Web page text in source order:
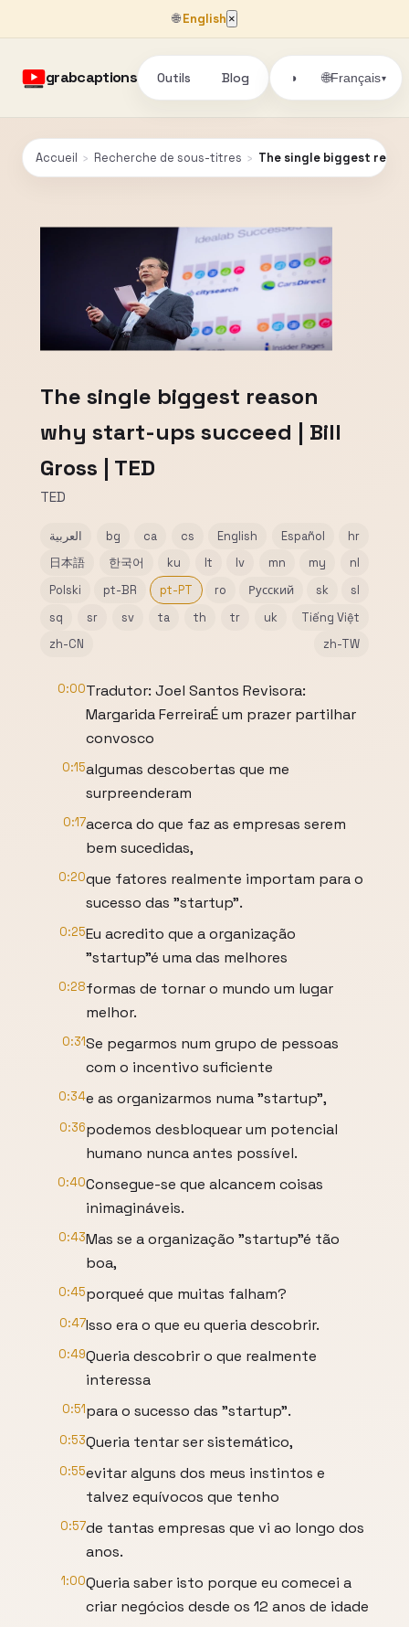
🌐English ×
grabcaptions Outils Blog ◑ 🌐Français▾
Accueil › Recherche de sous-titres › The single biggest
The single biggest reason
why start-ups succeed | Bill
Gross | TED
TED
العربية bg ca cs English Español
hr
日本語
한국어 ku lt lv mn my
nl
Polski
pt-BR pt-PT ro Русский sk
sl
sq
sr sv ta th tr uk
Tiếng Việt
zh-CN
zh-TW
0:00Tradutor: Joel Santos Revisora:
Margarida FerreiraÉ um prazer partilhar
convosco
0:15algumas descobertas que me
surpreenderam
0:17acerca do que faz as empresas serem
bem sucedidas,
0:20que fatores realmente importam para o
sucesso das "startup".
0:25Eu acredito que a organização
"startup"é uma das melhores
0:28formas de tornar o mundo um lugar
melhor.
0:31Se pegarmos num grupo de pessoas
com o incentivo suficiente
0:34e as organizarmos numa "startup",
0:36podemos desbloquear um potencial
humano nunca antes possível.
0:40Consegue-se que alcancem coisas
inimagináveis.
0:43Mas se a organização "startup"é tão
boa,
0:45porqueé que muitas falham?
0:47Isso era o que eu queria descobrir.
0:49Queria descobrir o que realmente
interessa
0:51para o sucesso das "startup".
0:53Queria tentar ser sistemático,
0:55evitar alguns dos meus instintos e
talvez equívocos que tenho
0:57de tantas empresas que vi ao longo dos
anos.
1:00Queria saber isto porque eu comecei a
criar negócios desde os 12 anos de idade